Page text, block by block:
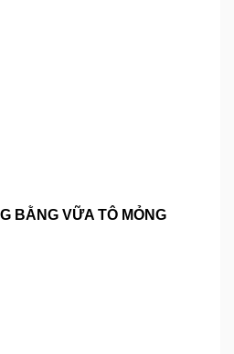
BẰNG VỮA TÔ MỎNG